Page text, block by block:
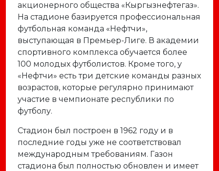
акционерного общества «Кыргызнефтегаз».
На стадионе базируется профессиональная
футбольная команда «Нефтчи»,
выступающая в Премьер-Лиге. В академии
спортивного комплекса обучается более
100 молодых футболистов. Кроме того, у
«Нефтчи» есть три детские команды разных
возрастов, которые регулярно принимают
участие в чемпионате республики по
футболу.
Стадион был построен в 1962 году и в
последние годы уже не соответствовал
международным требованиям. Газон
стадиона был полностью обновлен и имеет